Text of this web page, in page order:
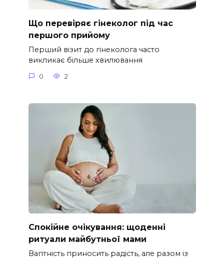
Що перевіряє гінеколог під час
першого прийому
Перший візит до гінеколога часто
викликає більше хвилювання
0 2
Спокійне очікування: щоденні
ритуали майбутньої мами
Вагітність приносить радість, але разом із